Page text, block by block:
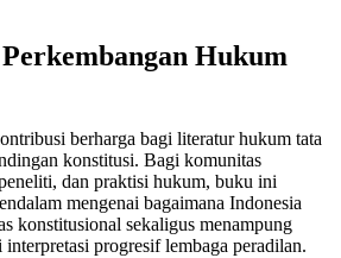
Hukum
berharga bagi literatur hukum tata
konstitusi. Bagi komunitas
dan praktisi hukum, buku ini
mengenai bagaimana Indonesia
konstitusional sekaligus menampung
progresif lembaga peradilan.